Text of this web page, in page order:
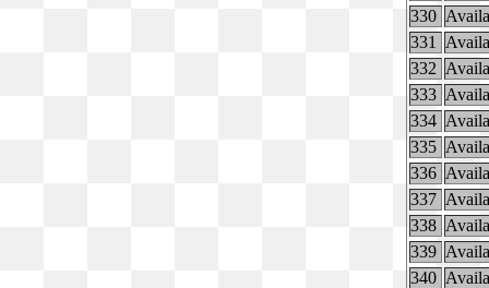
330
331
332
333
334
335
336
337
338
339
340